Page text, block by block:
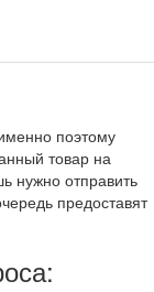
поэтому
товар на
нужно отправить
предоставят